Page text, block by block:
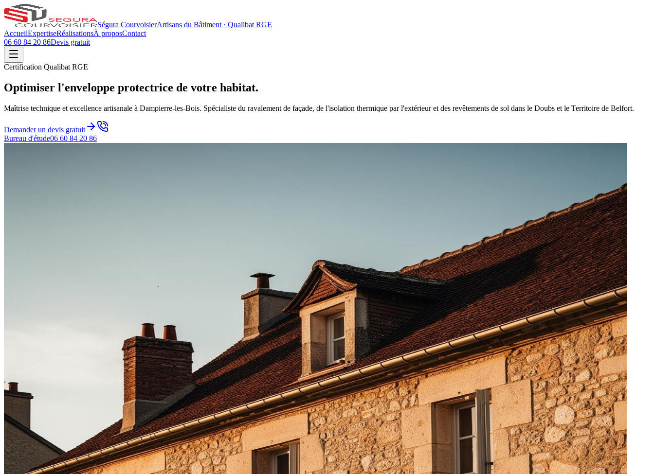
Ségura CourvoisierArtisans du Bâtiment · Qualibat RGE
AccueilExpertiseRéalisationsÀ proposContact
06 60 84 20 86Devis gratuit
Certification Qualibat RGE
Optimiser l'enveloppe protectrice de votre habitat.
Maîtrise technique et excellence artisanale à Dampierre-les-Bois. Spécialiste du ravalement de façade, de l'isolation thermique par l'extérieur et des revêtements de sol dans le Doubs et le Territoire de Belfort.
Demander un devis gratuit
Bureau d'étude06 60 84 20 86